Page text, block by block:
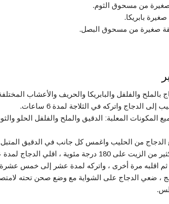
من مسحوق الثوم.
صغيرة من مسحوق البصل.
بالملح والفلفل والبابريكا والحريف والأعشاب
الدجاج واتركه في الثلاجة لمدة 6 ساعات.
المكونات المعلبة: الدقيق والملح والفلفل الحلو
من الحليب واغمس كل جانب في الدقيق
سخني الكثير من الزيت على 180 درجة مئوية ،
، ثم اقلبه مرة أخرى ، واتركه لمدة عشر إلى خمس
، ضعي الدجاج على الشواية مع وضع صحن تحته